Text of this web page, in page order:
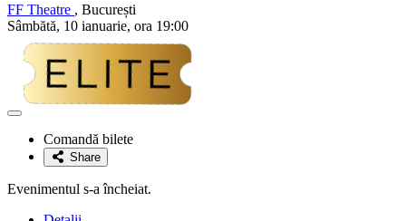
FF Theatre , București
Sâmbătă, 10 ianuarie, ora 19:00
Adaugă
favoriteComandă bilete
Share
Evenimentul s-a încheiat.